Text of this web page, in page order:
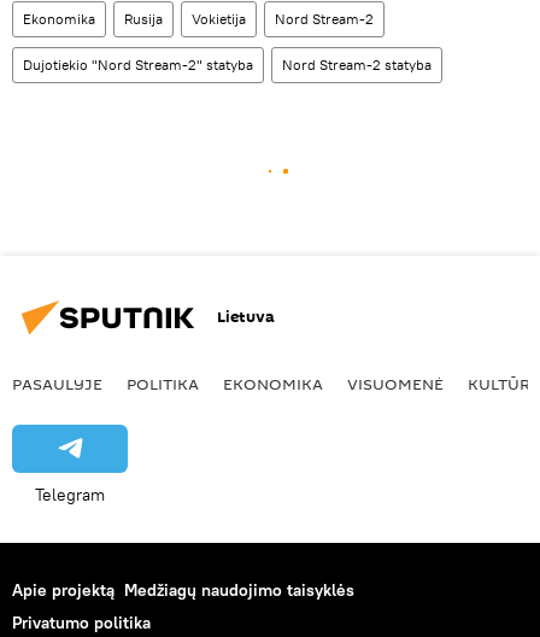
Ekonomika Rusija Vokietija Nord Stream-2
Dujotiekio "Nord Stream-2" statyba Nord Stream-2 statyba
Lietuva
PASAULYJE POLITIKA EKONOMIKA VISUOMENĖ KULTŪRA
Telegram
Apie projektą Medžiagų naudojimo taisyklės
Privatumo politika